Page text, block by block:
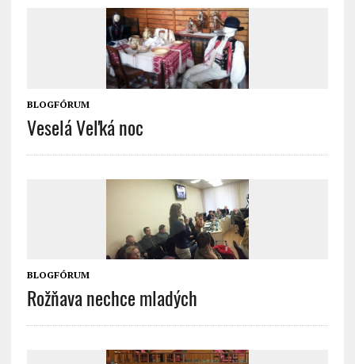
BLOGFÓRUM
Veselá Veľká noc
BLOGFÓRUM
Rožňava nechce mladých